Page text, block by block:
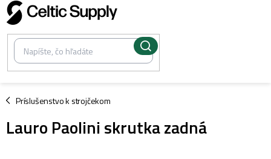
Prejsť
na
obsah
Príslušenstvo k strojčekom
/
Lauro Paolini skrutka zadná